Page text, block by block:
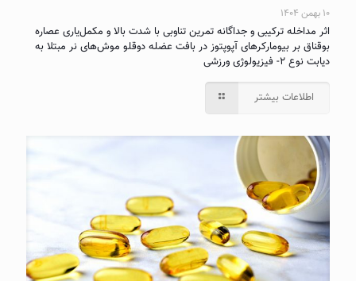
۱۰ بهمن ۱۴۰۴
اثر مداخله ترکیبی و جداگانه تمرین تناوبی با شدت بالا و مکمل‌یاری عصاره
بوقناق بر بیومارکرهای آپوپتوز در بافت عضله دوقلو موش‌های نر مبتلا به
دیابت نوع ۲- فیزیولوژی ورزشی
اطلاعات بیشتر